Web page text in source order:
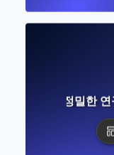
무엇인가? 정밀한